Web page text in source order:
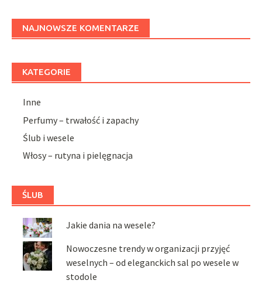
NAJNOWSZE KOMENTARZE
KATEGORIE
Inne
Perfumy – trwałość i zapachy
Ślub i wesele
Włosy – rutyna i pielęgnacja
ŚLUB
Jakie dania na wesele?
Nowoczesne trendy w organizacji przyjęć
weselnych – od eleganckich sal po wesele w
stodole